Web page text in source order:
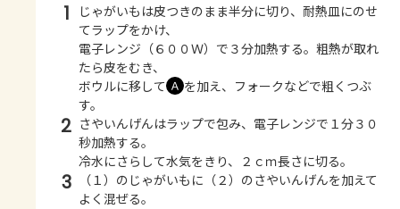
1
じゃがいもは皮つきのまま半分に切り、耐熱皿にのせ
てラップをかけ、
電子レンジ（６００Ｗ）で３分加熱する。粗熱が取れ
たら皮をむき、
ボウルに移して Ａ を加え、フォークなどで粗くつぶ
す。
2 さやいんげんはラップで包み、電子レンジで１分３０
秒加熱する。
冷水にさらして水気をきり、２ｃｍ長さに切る。
3
（１）のじゃがいもに（２）のさやいんげんを加えて
よく混ぜる。